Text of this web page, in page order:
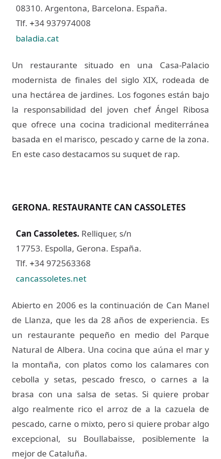
08310. Argentona, Barcelona. España.
Tlf. +34 937974008
baladia.cat
Un restaurante situado en una Casa-Palacio
modernista de finales del siglo XIX, rodeada de
una hectárea de jardines. Los fogones están bajo
la responsabilidad del joven chef Ángel Ribosa
que ofrece una cocina tradicional mediterránea
basada en el marisco, pescado y carne de la zona.
En este caso destacamos su suquet de rap.
GERONA. RESTAURANTE CAN CASSOLETES
Can Cassoletes. Relliquer, s/n
17753. Espolla, Gerona. España.
Tlf. +34 972563368
cancassoletes.net
Abierto en 2006 es la continuación de Can Manel
de Llanza, que les da 28 años de experiencia. Es
un restaurante pequeño en medio del Parque
Natural de Albera. Una cocina que aúna el mar y
la montaña, con platos como los calamares con
cebolla y setas, pescado fresco, o carnes a la
brasa con una salsa de setas. Si quiere probar
algo realmente rico el arroz de a la cazuela de
pescado, carne o mixto, pero si quiere probar algo
excepcional, su Boullabaisse, posiblemente la
mejor de Cataluña.